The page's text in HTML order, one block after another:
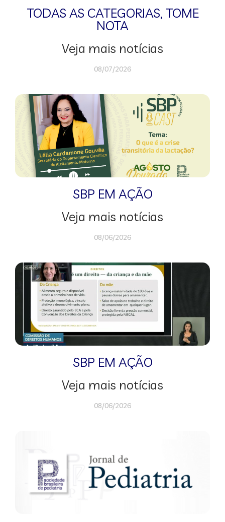
TODAS AS CATEGORIAS, TOME
NOTA
Veja mais notícias
08/07/2026
SBP EM AÇÃO
Veja mais notícias
08/06/2026
SBP EM AÇÃO
Veja mais notícias
08/06/2026